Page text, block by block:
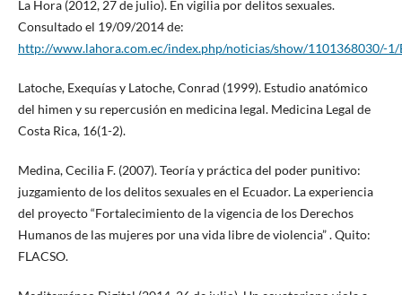
La Hora (2012, 27 de julio). En vigilia por delitos sexuales.
Consultado el 19/09/2014 de:
http://www.lahora.com.ec/index.php/noticias/show/1101368030/-1/
Latoche, Exequías y Latoche, Conrad (1999). Estudio anatómico
del himen y su repercusión en medicina legal. Medicina Legal de
Costa Rica, 16(1-2).
Medina, Cecilia F. (2007). Teoría y práctica del poder punitivo:
juzgamiento de los delitos sexuales en el Ecuador. La experiencia
del proyecto “Fortalecimiento de la vigencia de los Derechos
Humanos de las mujeres por una vida libre de violencia” . Quito:
FLACSO.